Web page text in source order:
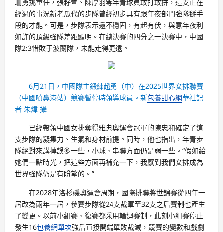
珊勇挑重任，張籽萱、陳厚羽等年青球員敢打敢拼，這支正在
經過的事況新老瓜代的步隊曾經初步具有跟年夜部門強隊掰手
段的才能。可是，步隊表示還不穩固，有起有伏，與意年夜利
如許的頂級強隊差距顯明。在總決賽的四分之一決賽中，中國
隊2:3惜敗于波蘭隊，未能走得更遠。
6月21日，中國隊主鍛練趙勇（中）在2025世界女排聯賽
（中國噴鼻港站）競賽暫停時領導球員。新包養甜心網華社記
者 朱煒 攝
已經帶領中國女排奪得雅典奧運會冠軍的陳忠和確定了這
支步隊的凝集力、生氣和身材前提。同時，他也指出，年青步
隊絕對來講掉誤多一些，小球、串聯方面仍是弱一些。“假如給
她們一點時光，把這些方面再補充一下，我感到我們女排成為
世界強隊仍是有盼望的。”
在2028年洛杉磯奧運會周期，國際排聯將世錦賽從四年一
屆改為兩年一屆，參賽步隊從24支裁軍至32支之后賽制也產生
了變更。以前小組賽、復賽都采用輪迴賽制，此刻小組賽停止
發生16包養網單次強后直接開端單敗裁減，競賽的變數和戲劇